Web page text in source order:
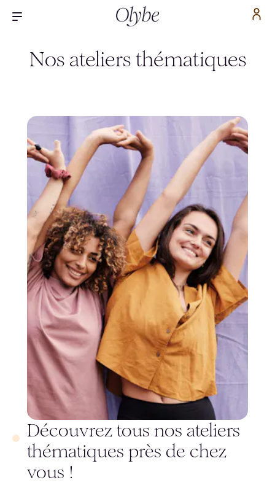
Nos ateliers thématiques
Découvrez tous nos ateliers
thématiques près de chez
vous !